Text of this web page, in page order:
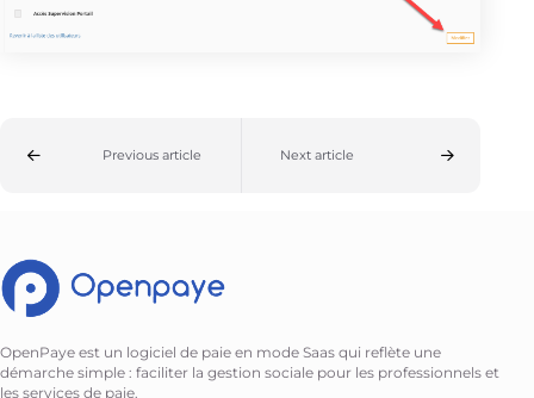
Previous article Next article
OpenPaye est un logiciel de paie en mode Saas qui reflète une
démarche simple : faciliter la gestion sociale pour les professionnels et
les services de paie.